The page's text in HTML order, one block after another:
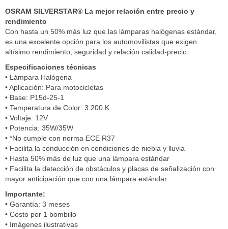
OSRAM SILVERSTAR® La mejor relación entre precio y
rendimiento
Con hasta un 50% más luz que las lámparas halógenas estándar,
es una excelente opción para los automovilistas que exigen
altísimo rendimiento, seguridad y relación calidad-precio.
Especificaciones técnicas
• Lámpara Halógena
• Aplicación: Para motocicletas
• Base: P15d-25-1
• Temperatura de Color: 3.200 K
• Voltaje: 12V
• Potencia: 35W/35W
• *No cumple con norma ECE R37
• Facilita la conducción en condiciones de niebla y lluvia
• Hasta 50% más de luz que una lámpara estándar
• Facilita la detección de obstáculos y placas de señalización con
mayor anticipación que con una lámpara estándar
Importante:
• Garantía: 3 meses
• Costo por 1 bombillo
• Imágenes ilustrativas